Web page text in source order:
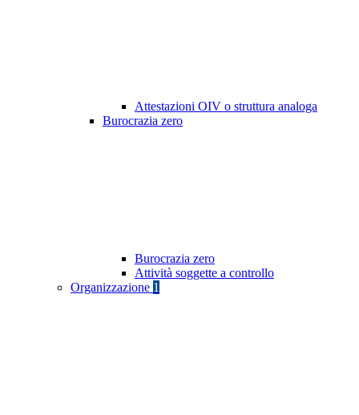
Attestazioni OIV o struttura analoga
Burocrazia zero
Burocrazia zero
Attività soggette a controllo
Organizzazione 1